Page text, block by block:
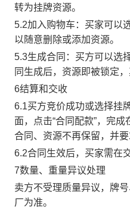
转为挂牌资源。
5.2加入购物车：买家可以
以随意删除或添加资源。
5.3生成合同：买方可以选
同生成后，资源即被锁定
6结算和交收
6.1买方竞价成功或选择挂
面，点击“合同配款”，完
合同、资源不再保留，并
6.2合同生效后，买家需在
7数量、重量异议处理
卖方不受理质量异议，牌
厂为准。